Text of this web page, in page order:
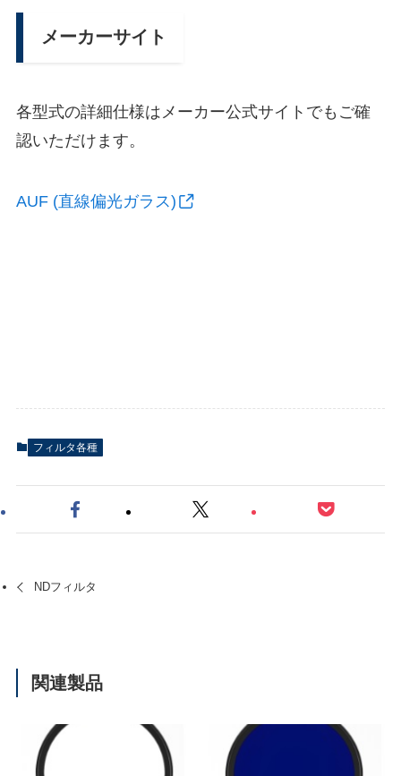
メーカーサイト
各型式の詳細仕様はメーカー公式サイトでもご確
認いただけます。
AUF (直線偏光ガラス)
フィルタ各種
NDフィルタ
関連製品